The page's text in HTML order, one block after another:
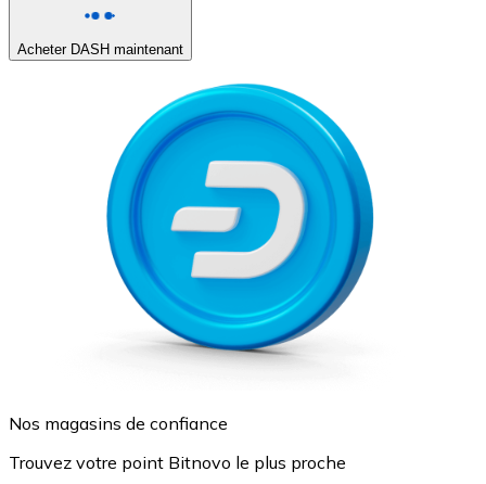
Acheter DASH maintenant
Nos magasins de confiance
Trouvez votre point Bitnovo le plus proche